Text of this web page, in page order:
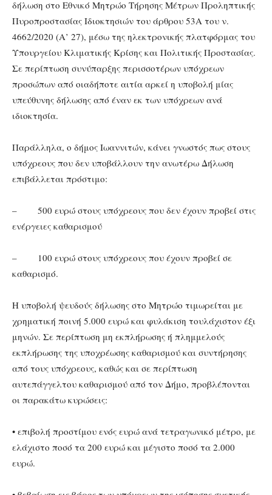
δήλωση στο Εθνικό Μητρώο Τήρησης Μέτρων Προληπτικής
Πυροπροστασίας Ιδιοκτησιών του άρθρου 53Α του ν.
4662/2020 (Α’ 27), μέσω της ηλεκτρονικής πλατφόρμας του
Υπουργείου Κλιματικής Κρίσης και Πολιτικής Προστασίας.
Σε περίπτωση συνύπαρξης περισσοτέρων υπόχρεων
προσώπων από οιαδήποτε αιτία αρκεί η υποβολή μίας
υπεύθυνης δήλωσης από έναν εκ των υπόχρεων ανά
ιδιοκτησία.
Παράλληλα, ο δήμος Ιωαννιτών, κάνει γνωστός πως στους
υπόχρεους που δεν υποβάλλουν την ανωτέρω Δήλωση
επιβάλλεται πρόστιμο:
– 500 ευρώ στους υπόχρεους που δεν έχουν προβεί στις
ενέργειες καθαρισμού
– 100 ευρώ στους υπόχρεους που έχουν προβεί σε
καθαρισμό.
Η υποβολή ψευδούς δήλωσης στο Μητρώο τιμωρείται με
χρηματική ποινή 5.000 ευρώ και φυλάκιση τουλάχιστον έξι
μηνών. Σε περίπτωση μη εκπλήρωσης ή πλημμελούς
εκπλήρωσης της υποχρέωσης καθαρισμού και συντήρησης
από τους υπόχρεους, καθώς και σε περίπτωση
αυτεπάγγελτου καθαρισμού από τον Δήμο, προβλέπονται
οι παρακάτω κυρώσεις:
• επιβολή προστίμου ενός ευρώ ανά τετραγωνικό μέτρο, με
ελάχιστο ποσό τα 200 ευρώ και μέγιστο ποσό τα 2.000
ευρώ.